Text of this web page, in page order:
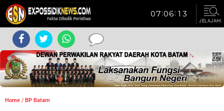
JELAJAHI
Home / BP Batam